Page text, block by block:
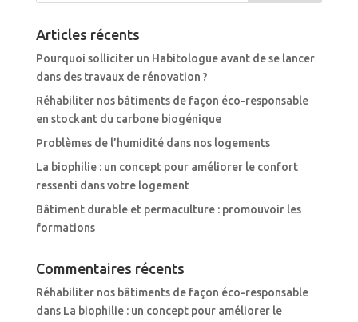
Articles récents
Pourquoi solliciter un Habitologue avant de se lancer
dans des travaux de rénovation ?
Réhabiliter nos bâtiments de façon éco-responsable
en stockant du carbone biogénique
Problèmes de l’humidité dans nos logements
La biophilie : un concept pour améliorer le confort
ressenti dans votre logement
Bâtiment durable et permaculture : promouvoir les
formations
Commentaires récents
Réhabiliter nos bâtiments de façon éco-responsable
dans La biophilie : un concept pour améliorer le